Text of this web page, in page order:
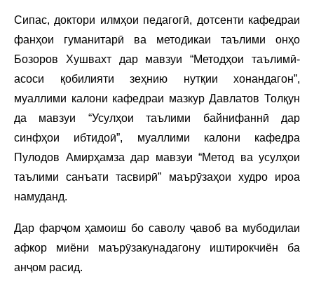
Сипас, доктори илмҳои педагогӣ, дотсенти кафедраи
фанҳои гуманитарӣ ва методикаи таълими онҳо
Бозоров Хушвахт дар мавзуи “Методҳои таълимӣ-
асоси қобилияти зеҳнию нутқии хонандагон”,
муаллими калони кафедраи мазкур Давлатов Толқун
да мавзуи “Усулҳои таълими байнифаннӣ дар
синфҳои ибтидоӣ”, муаллими калони кафедра
Пулодов Амирҳамза дар мавзуи “Метод ва усулҳои
таълими санъати тасвирӣ” маърӯзаҳои худро ироа
намуданд.
Дар фарҷом ҳамоиш бо саволу ҷавоб ва мубодилаи
афкор миёни маърӯзакунадагону иштирокчиён ба
анҷом расид.